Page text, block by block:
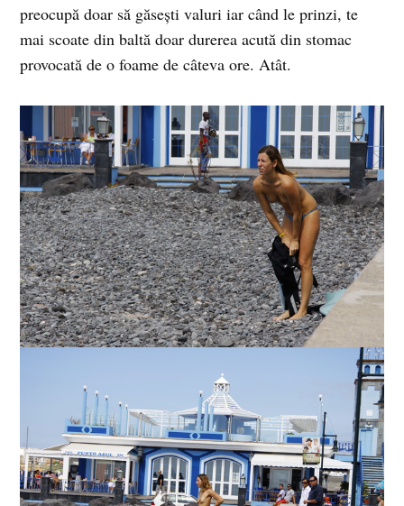
preocupă doar să găseşti valuri iar când le prinzi, te
mai scoate din baltă doar durerea acută din stomac
provocată de o foame de câteva ore. Atât.